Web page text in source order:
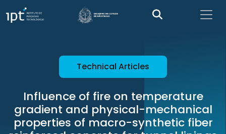
Technical Articles
Influence of fire on temperature
gradient and physical-mechanical
properties of macro-synthetic fiber